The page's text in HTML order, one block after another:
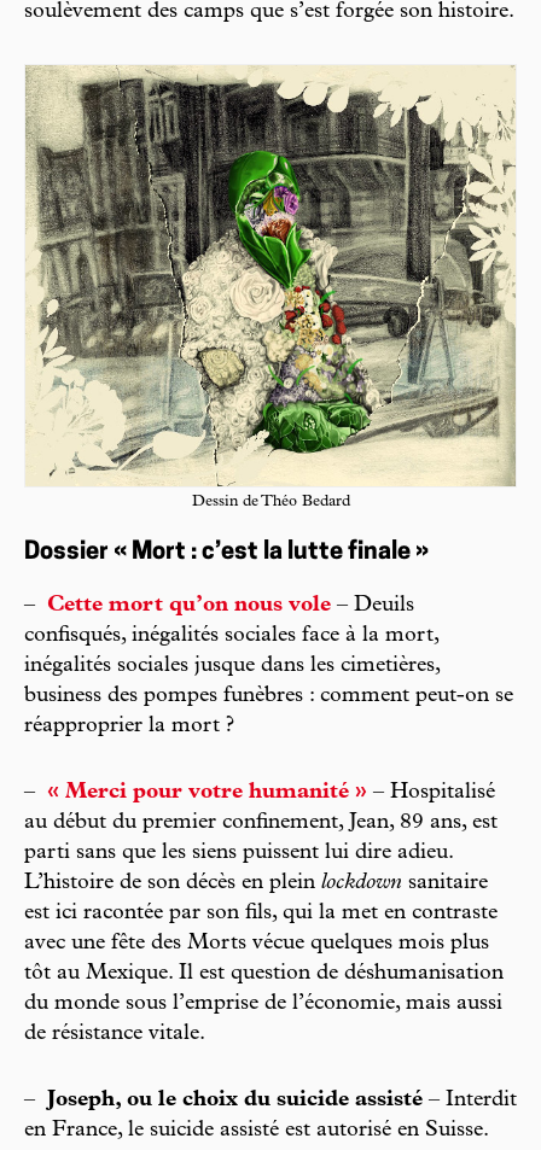
soulèvement des camps que s’est forgée son histoire.
Dessin de Théo Bedard
Dossier « Mort : c’est la lutte finale »
– Cette mort qu’on nous vole – Deuils
confisqués, inégalités sociales face à la mort,
inégalités sociales jusque dans les cimetières,
business des pompes funèbres : comment peut-on se
réapproprier la mort ?
– « Merci pour votre humanité » – Hospitalisé
au début du premier confinement, Jean, 89 ans, est
parti sans que les siens puissent lui dire adieu.
L’histoire de son décès en plein lockdown sanitaire
est ici racontée par son fils, qui la met en contraste
avec une fête des Morts vécue quelques mois plus
tôt au Mexique. Il est question de déshumanisation
du monde sous l’emprise de l’économie, mais aussi
de résistance vitale.
– Joseph, ou le choix du suicide assisté – Interdit
en France, le suicide assisté est autorisé en Suisse.